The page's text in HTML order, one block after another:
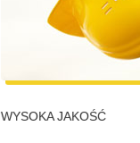
WYSOKA JAKOŚĆ